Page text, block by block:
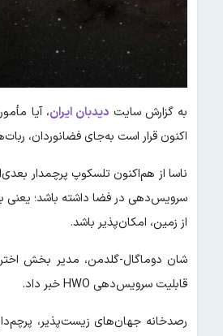
به گزارش سایت دیدبان ایران، آیا
اکنون قرار است به‌جای فضانوردان،
از زمین، امکان‌پذیر باشد.
قابلیت سرویس‌دهی HWO خبر داد.
رصدخانه جهان‌های زیست‌پذیر،